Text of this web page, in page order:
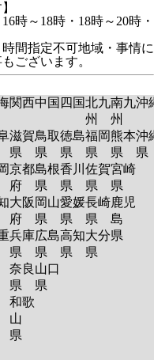
時～18時・18時～20時・
間指定不可地域・事情に
ございます。
関西中国 四国北九
州
南九
州
沖
滋賀
県
京都
府
大阪
府
兵庫
県
奈良
県
和歌
山
県
鳥取
県
島根
県
岡山
県
広島
県
山口
県
徳島
県
香川
県
愛媛
県
高知
県
福岡
県
佐賀
県
長崎
県
大分
県
熊本
県
宮崎
県
鹿児
島
県
沖